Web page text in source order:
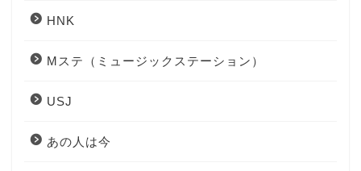
HNK
Mステ（ミュージックステーション）
USJ
あの人は今